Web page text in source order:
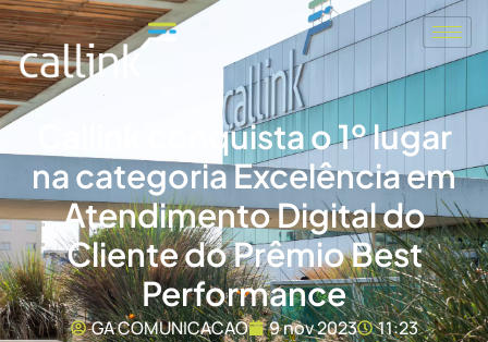
Callink conquista o 1º lugar
na categoria Excelência em
Atendimento Digital do
Cliente do Prêmio Best
Performance
GA COMUNICACAO 9 nov 2023
11:23